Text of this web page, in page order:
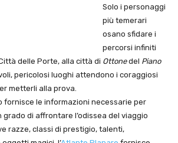
Solo i personaggi
più temerari
osano sfidare i
percorsi infiniti
delle Porte, alla città di Ottonedel Piano
pericolosi luoghi attendono i coraggiosi
metterli alla prova.
fornisce le informazioni necessarie per
di affrontare l’odissea del viaggio
razze, classi di prestigio, talenti,